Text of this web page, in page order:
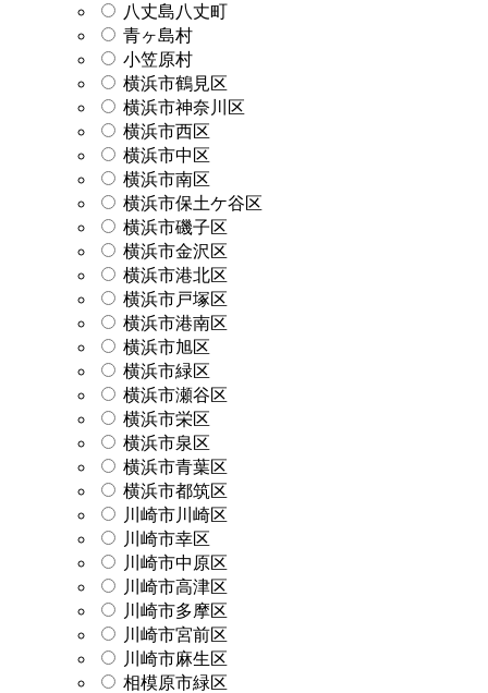
八丈島八丈町
青ヶ島村
小笠原村
横浜市鶴見区
横浜市神奈川区
横浜市西区
横浜市中区
横浜市南区
横浜市保土ケ谷区
横浜市磯子区
横浜市金沢区
横浜市港北区
横浜市戸塚区
横浜市港南区
横浜市旭区
横浜市緑区
横浜市瀬谷区
横浜市栄区
横浜市泉区
横浜市青葉区
横浜市都筑区
川崎市川崎区
川崎市幸区
川崎市中原区
川崎市高津区
川崎市多摩区
川崎市宮前区
川崎市麻生区
相模原市緑区